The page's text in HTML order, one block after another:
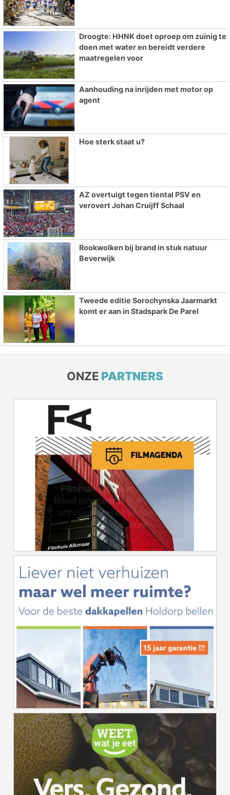
Droogte: HHNK doet oproep om zuinig te
doen met water en bereidt verdere
maatregelen voor
Aanhouding na inrijden met motor op
agent
Hoe sterk staat u?
AZ overtuigt tegen tiental PSV en
verovert Johan Cruijff Schaal
Rookwolken bij brand in stuk natuur
Beverwijk
Tweede editie Sorochynska Jaarmarkt
komt er aan in Stadspark De Parel
ONZE PARTNERS